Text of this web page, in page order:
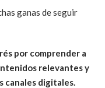
ganas de seguir
por comprender a
relevantes y
canales digitales.